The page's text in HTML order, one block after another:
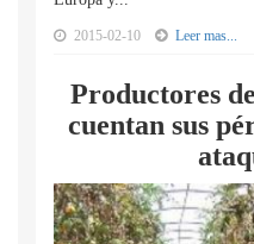
2015-02-10 Leer mas...
Productores
cuentan sus